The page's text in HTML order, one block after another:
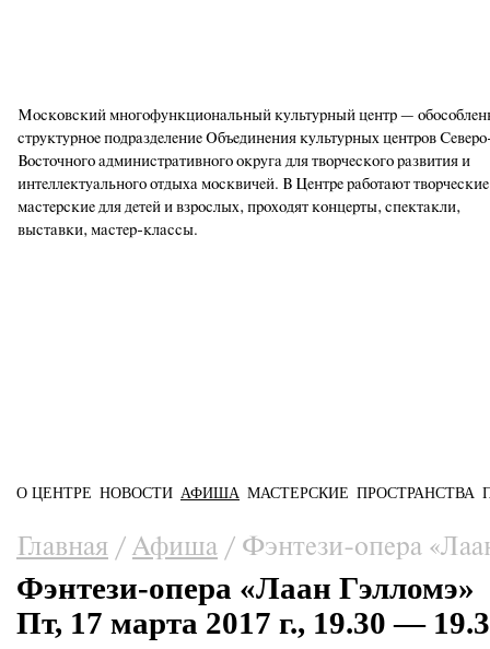
Московский многофункциональный культурный центр —
структурное подразделение Объединения культурных центров
Восточного административного округа для творческого развития и
интеллектуального отдыха москвичей. В Центре работают творческие
мастерские для детей и взрослых, проходят концерты, спектакли,
выставки, мастер-классы.
Главное меню
О ЦЕНТРЕ НОВОСТИ АФИША МАСТЕРСКИЕ ПРОСТРАНСТВА
Вы здесь
Главная / Афиша / Фэнтези-опера
Фэнтези-опера «Лаан Гэлломэ»
Пт, 17 марта 2017 г., 19.30 —